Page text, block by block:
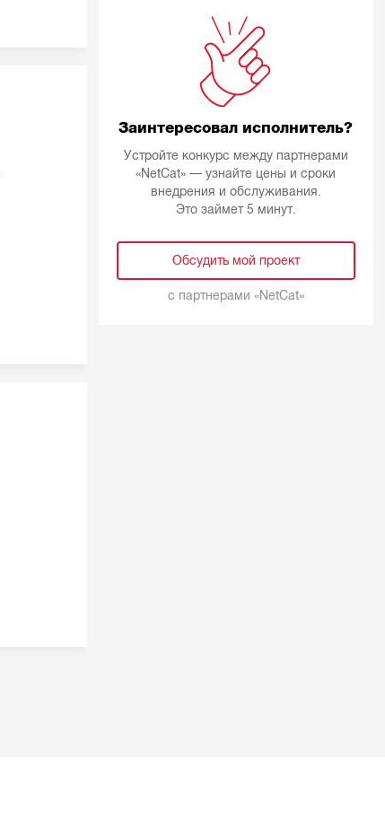
Заинтересовал исполнитель?
Устройте конкурс между партнерами
«NetCat» — узнайте цены и сроки
внедрения и обслуживания.
Это займет 5 минут.
Обсудить мой проект
с партнерами «NetCat»